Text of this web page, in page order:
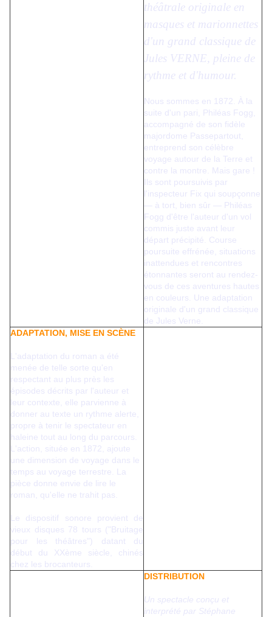
théâtrale originale en
masques et marionnettes
d'un grand classique de
Jules VERNE, pleine de
rythme et d'humour.
Nous sommes en 1872. À la
suite d'un pari, Philéas Fogg,
accompagné de son fidèle
majordome Passepartout,
entreprend son célèbre
voyage autour de la Terre et
contre la montre. Mais gare !
Ils sont poursuivis par
l'inspecteur Fix qui soupçonne
— à tort, bien sûr — Philéas
Fogg d'être l'auteur d'un vol
commis juste avant leur
départ précipité. Course
poursuite effrénée, situations
inattendues et rencontres
étonnantes seront au rendez-
vous de ces aventures hautes
en couleurs. Une adaptation
originale d'un grand classique
de Jules Verne.
ADAPTATION, MISE EN SCÈNE
L'adaptation du roman a été
menée de telle sorte qu'en
respectant au plus près les
épisodes décrits par l'auteur et
leur contexte, elle parvienne à
donner au texte un rythme alerte,
propre à tenir le spectateur en
haleine tout au long du parcours.
L'action, située en 1872, ajoute
une dimension de voyage dans le
temps au voyage terrestre. La
pièce donne envie de lire le
roman, qu'elle ne trahit pas.
Le dispositif sonore provient de
vieux disques 78 tours ("Bruitage
pour les théâtres") datant du
début du XXème siècle, chinés
chez les brocanteurs.
DISTRIBUTION
Un spectacle conçu et
interprété par Stéphane